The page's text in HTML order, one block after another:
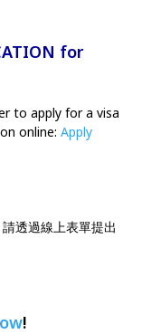
for
to apply for a visa
online:Apply
透過線上表單提出
!